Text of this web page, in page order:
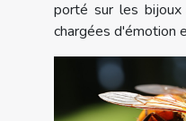
porté sur les
chargées d'émotion